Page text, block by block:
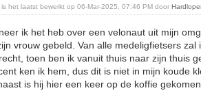
is het laatst bewerkt op 06-Mar-2025, 07:46 PM door
ik het heb over een velonaut uit mijn
vrouw gebeld. Van alle medeligfietsers
toen ben ik vanuit thuis naar zijn thuis
ken ik hem, dus dit is niet in mijn koude
is hij hier een keer op de koffie